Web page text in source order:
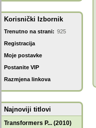
Korisnički Izbornik
Trenutno na strani: 925
Registracija
Moje postavke
Postanite VIP
Razmjena linkova
Najnoviji titlovi
Transformers P... (2010)